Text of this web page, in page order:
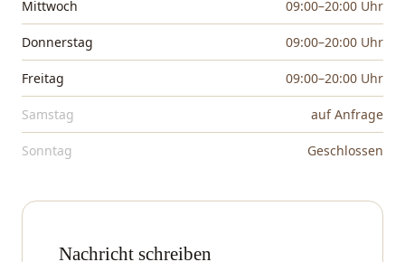
Mittwoch 09:00–20:00 Uhr
Donnerstag 09:00–20:00 Uhr
Freitag 09:00–20:00 Uhr
Samstag auf Anfrage
Sonntag Geschlossen
Nachricht schreiben